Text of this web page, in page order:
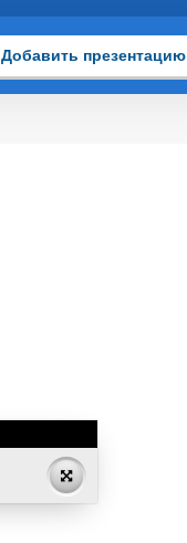
Добавить презентацию